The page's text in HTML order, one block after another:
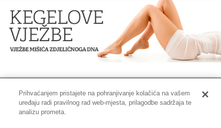
Impressum | Pravne informacije
Prihvaćanjem pristajete na pohranjivanje kolačića na vašem
uređaju radi pravilnog rad web-mjesta, prilagodbe sadržaja te
analizu prometa.